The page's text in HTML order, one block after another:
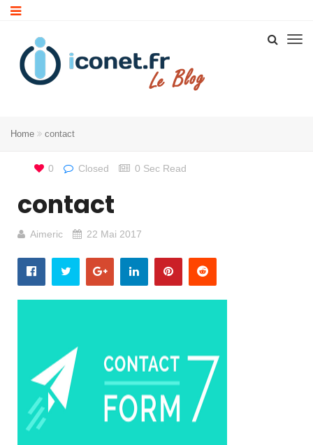
Home contact
0 Closed 0 Sec Read
contact
Aimeric 22 Mai 2017